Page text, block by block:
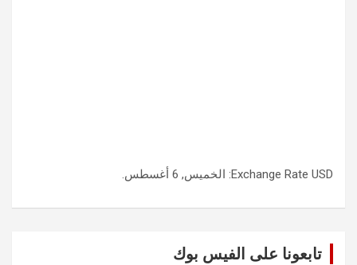
Exchange Rate USD : الخميس, 6 أغسطس.
تابعونا على الفيس بوك